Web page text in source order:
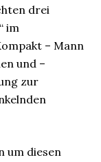
drei
im
– Mann
und –
zur
um diesen